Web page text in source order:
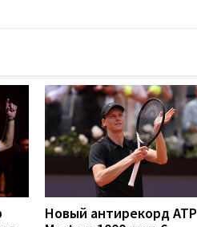
Новый антирекорд ATP